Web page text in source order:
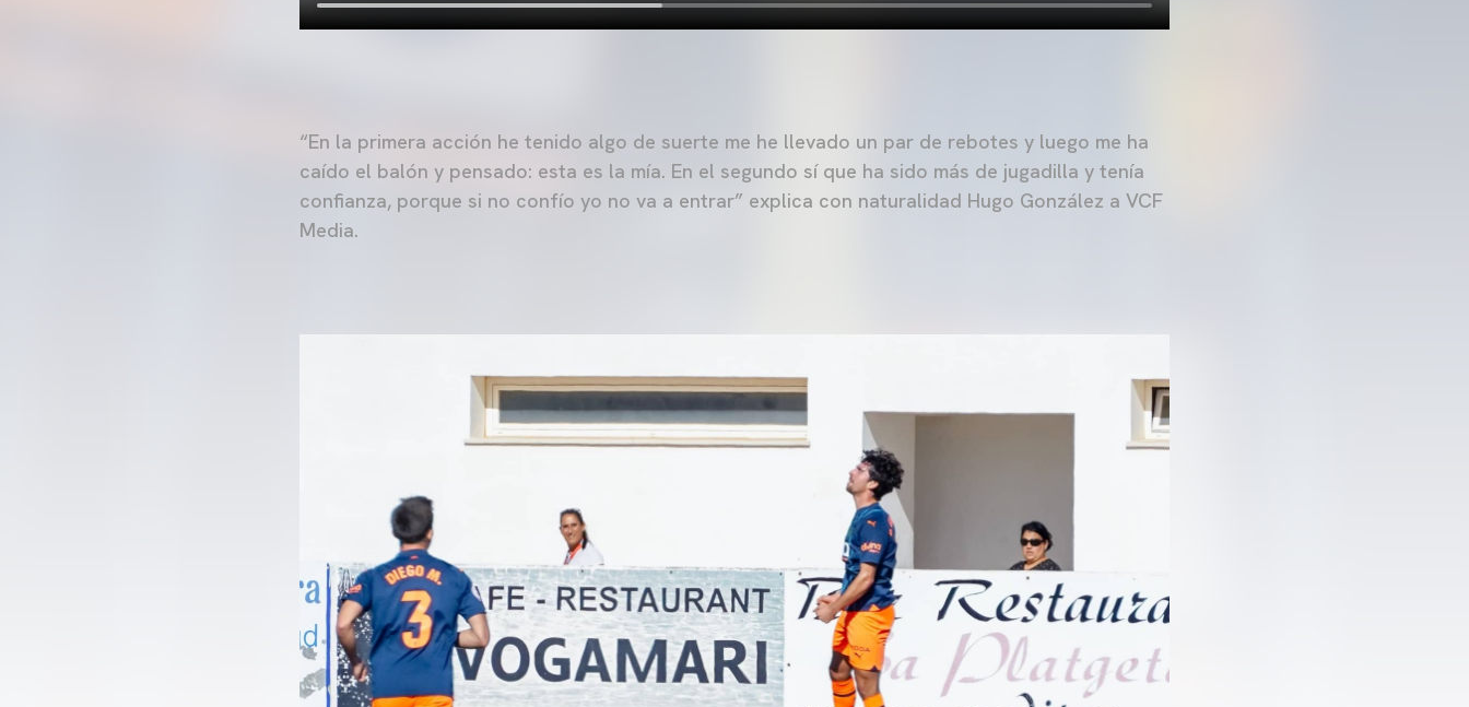
“En la primera acción he tenido algo de suerte me he llevado un par de rebotes y luego me ha
caído el balón y pensado: esta es la mía. En el segundo sí que ha sido más de jugadilla y tenía
confianza, porque si no confío yo no va a entrar” explica con naturalidad Hugo González a VCF
Media.